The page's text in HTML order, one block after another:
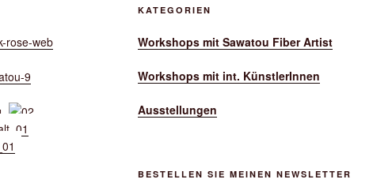
KATEGORIEN
Workshops mit Sawatou Fiber Artist
Workshops mit int. KünstlerInnen
Ausstellungen
BESTELLEN SIE MEINEN NEWSLETTER